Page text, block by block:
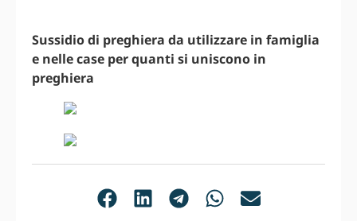
Sussidio di preghiera da utilizzare in famiglia
e nelle case per quanti si uniscono in
preghiera